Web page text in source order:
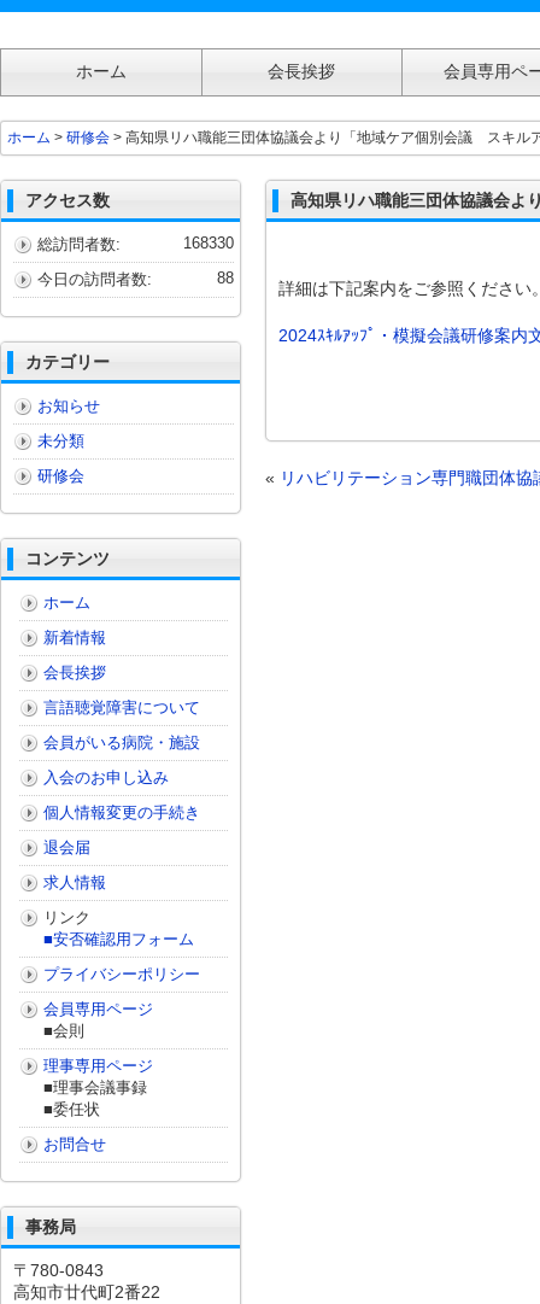
高知県リハ職能三団体協議会より「地域ケア個別会議 スキルアップ・模擬ケ
のご案内
ホーム 会長挨拶 会員専用ペ
ホーム > 研修会 > 高知県リハ職能三団体協議会より「地域ケア個別会議 スキル
高知県リハ職能三団体協議会よ
詳細は下記案内をご参照ください
2024ｽｷﾙｱｯﾌﾟ・模擬会議研修案内
« リハビリテーション専門職団体
アクセス数
168330
総訪問者数:
88
今日の訪問者数:
カテゴリー
お知らせ
未分類
研修会
コンテンツ
ホーム
新着情報
会長挨拶
言語聴覚障害について
会員がいる病院・施設
入会のお申し込み
個人情報変更の手続き
退会届
求人情報
リンク
■安否確認用フォーム
プライバシーポリシー
会員専用ページ
■会則
理事専用ページ
■理事会議事録
■委任状
お問合せ
事務局
〒780-0843
高知市廿代町2番22